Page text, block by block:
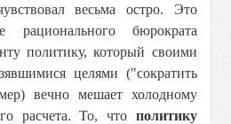
весьма остро. Это
рационального бюрократа
политику, который своими
целями ("сократить
вечно мешает холодному
расчета. То, что политику